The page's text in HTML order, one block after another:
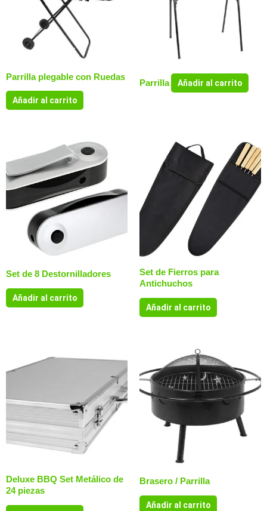
Parrilla plegable con Ruedas
Añadir al carrito
Parrilla Añadir al carrito
Set de 8 Destornilladores
Añadir al carrito
Set de Fierros para
Antichuchos
Añadir al carrito
Deluxe BBQ Set Metálico de
24 piezas
Brasero / Parrilla
Añadir al carrito